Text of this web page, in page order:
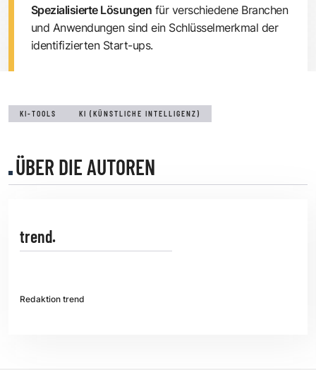
Spezialisierte Lösungen für verschiedene Branchen
und Anwendungen sind ein Schlüsselmerkmal der
identifizierten Start-ups.
KI-TOOLS KI (KÜNSTLICHE INTELLIGENZ)
ÜBER DIE AUTOREN
trend.
Redaktion trend